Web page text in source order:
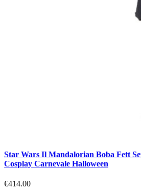
Star Wars Il Mandalorian Boba Fett
Cosplay Carnevale Halloween
€414.00